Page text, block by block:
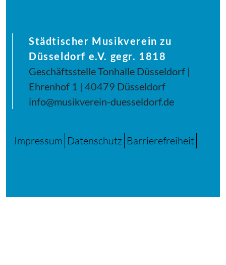
Städtischer Musikverein zu
Düsseldorf e.V. gegr. 1818
Geschäftsstelle Tonhalle Düsseldorf |
Ehrenhof 1 | 40479 Düsseldorf
info@musikverein-duesseldorf.de
Impressum Datenschutz Barrierefreiheit